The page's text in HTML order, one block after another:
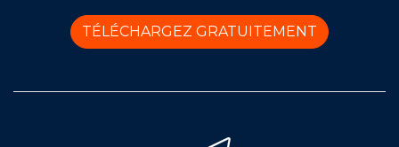
TÉLÉCHARGEZ GRATUITEMENT